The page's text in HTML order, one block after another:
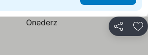
シェア お